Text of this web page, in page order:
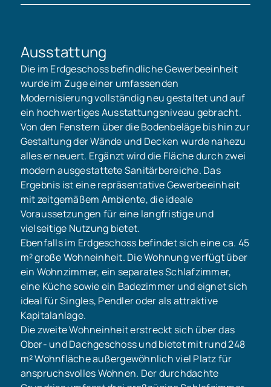
Ausstattung
Die im Erdgeschoss befindliche Gewerbeeinheit
wurde im Zuge einer umfassenden
Modernisierung vollständig neu gestaltet und auf
ein hochwertiges Ausstattungsniveau gebracht.
Von den Fenstern über die Bodenbeläge bis hin zur
Gestaltung der Wände und Decken wurde nahezu
alles erneuert. Ergänzt wird die Fläche durch zwei
modern ausgestattete Sanitärbereiche. Das
Ergebnis ist eine repräsentative Gewerbeeinheit
mit zeitgemäßem Ambiente, die ideale
Voraussetzungen für eine langfristige und
vielseitige Nutzung bietet.
Ebenfalls im Erdgeschoss befindet sich eine ca. 45
m² große Wohneinheit. Die Wohnung verfügt über
ein Wohnzimmer, ein separates Schlafzimmer,
eine Küche sowie ein Badezimmer und eignet sich
ideal für Singles, Pendler oder als attraktive
Kapitalanlage.
Die zweite Wohneinheit erstreckt sich über das
Ober- und Dachgeschoss und bietet mit rund 248
m² Wohnfläche außergewöhnlich viel Platz für
anspruchsvolles Wohnen. Der durchdachte